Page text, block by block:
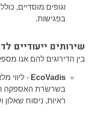
וגופים מוסדיים,
בפגישות.
שירותים ייעודיים
בין הדירוגים להם אנו
EcoVadis
-ליווי
בשרשרת האספקה
ראיות, ניסוח שאלון